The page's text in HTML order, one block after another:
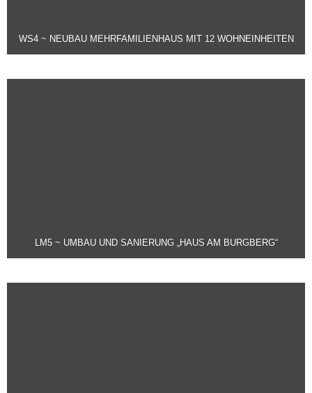
WS4 ~ NEUBAU MEHRFAMILIENHAUS MIT 12 WOHNEINHEITEN
LM5 ~ UMBAU UND SANIERUNG „HAUS AM BURGBERG“